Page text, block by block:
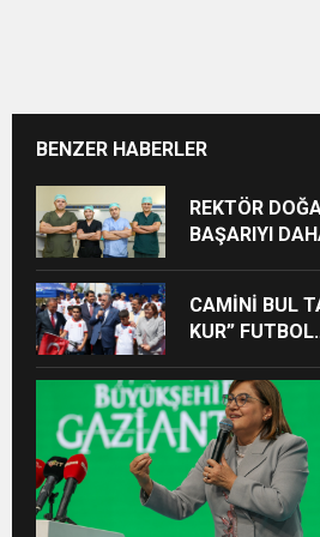
BENZER HABERLER
REKTÖR
BAŞARIYI
CAMİNİ BUL
KUR” FUTBOL
TÜM
BİSİKLET